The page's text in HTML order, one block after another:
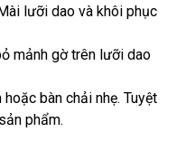
lưỡi dao và khôi phục
mảnh gờ trên lưỡi dao
bàn chải nhẹ. Tuyệt
phẩm.